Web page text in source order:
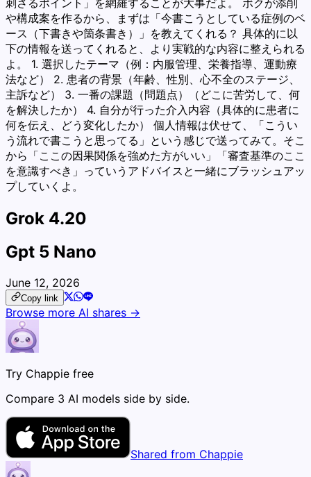
や構成案を作るから、まずは「今書こうとしている症例のベ
ース（下書きや箇条書き）」を教えてくれる？ 具体的に以
下の情報を送ってくれると、より実戦的な内容に整えられる
よ。 1. 選択したテーマ（例：内服管理、栄養指導、運動療
法など） 2. 患者の背景（年齢、性別、心不全のステージ、
主訴など） 3. 一番の課題（問題点）（どこに苦労して、何
を解決したか） 4. 自分が行った介入内容（具体的に患者に
何を伝え、どう変化したか） 個人情報は伏せて、「こうい
う流れで書こうと思ってる」という感じで送ってみて。そこ
から「ここの因果関係を強めた方がいい」「審査基準のここ
を意識すべき」っていうアドバイスと一緒にブラッシュアッ
プしていくよ。
Grok 4.20
Gpt 5 Nano
June 12, 2026
Copy link
Browse more AI shares →
Try Chappie free
Compare 3 AI models side by side.
Shared from Chappie